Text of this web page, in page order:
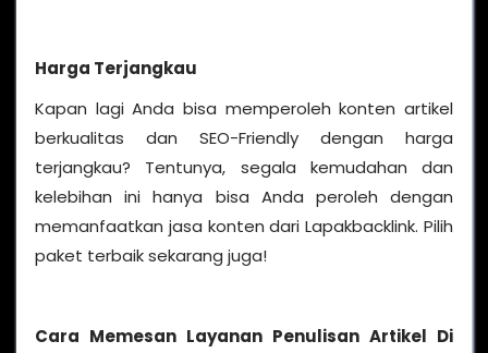
Harga Terjangkau
Kapan lagi Anda bisa memperoleh konten artikel
berkualitas dan SEO-Friendly dengan harga
terjangkau? Tentunya, segala kemudahan dan
kelebihan ini hanya bisa Anda peroleh dengan
memanfaatkan jasa konten dari Lapakbacklink. Pilih
paket terbaik sekarang juga!
Cara Memesan Layanan Penulisan Artikel Di